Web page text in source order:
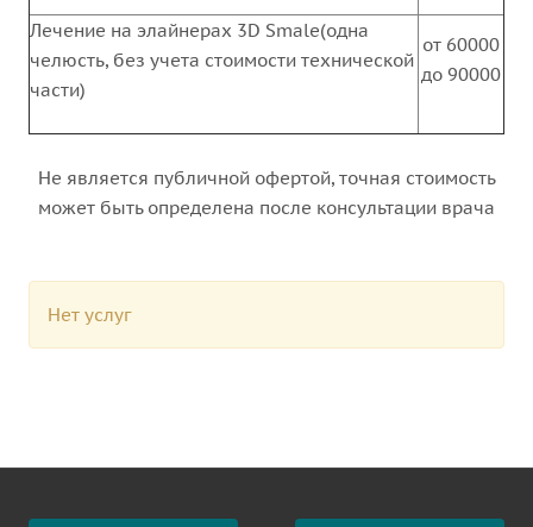
Лечение на элайнерах 3D Smale(одна
челюсть, без учета стоимости технической
части)
от 60000
до 90000
Не является публичной офертой, точная стоимость
может быть определена после консультации врача
Нет услуг